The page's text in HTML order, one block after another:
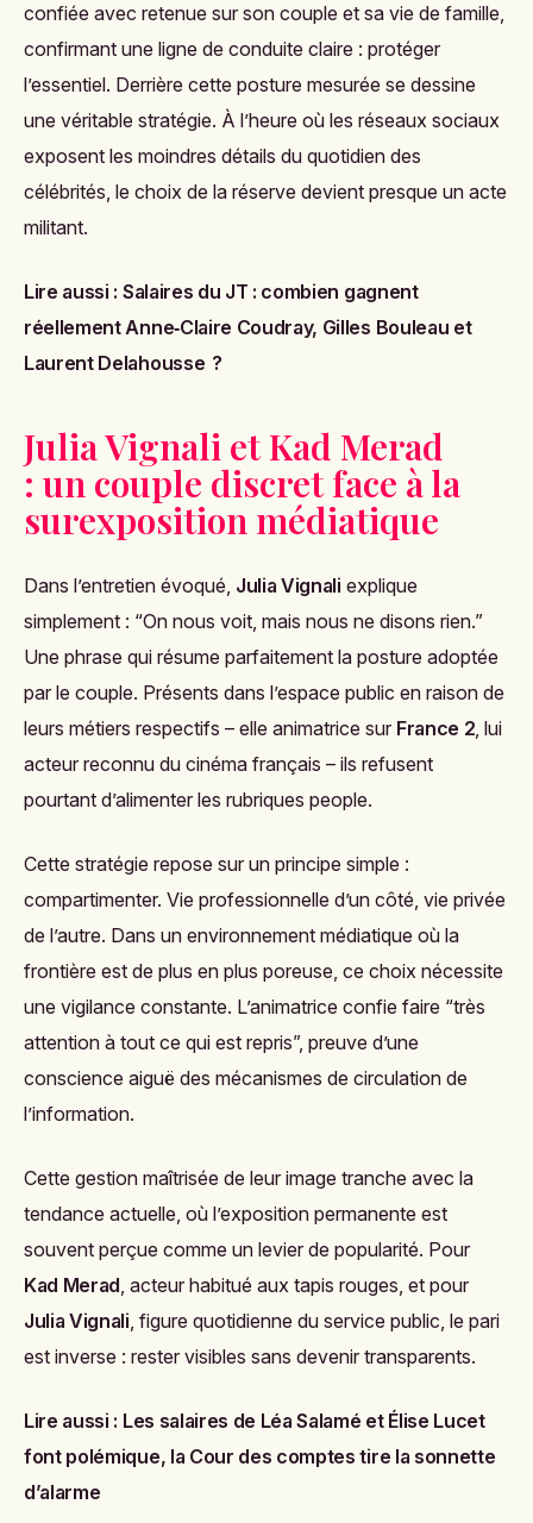
confiée avec retenue sur son couple et sa vie de famille,
confirmant une ligne de conduite claire : protéger
l’essentiel. Derrière cette posture mesurée se dessine
une véritable stratégie. À l’heure où les réseaux sociaux
exposent les moindres détails du quotidien des
célébrités, le choix de la réserve devient presque un acte
militant.
Lire aussi : Salaires du JT : combien gagnent
réellement Anne‑Claire Coudray, Gilles Bouleau et
Laurent Delahousse ?
Julia Vignali et Kad Merad
: un couple discret face à la
surexposition médiatique
Dans l’entretien évoqué, Julia Vignali explique
simplement : “On nous voit, mais nous ne disons rien.”
Une phrase qui résume parfaitement la posture adoptée
par le couple. Présents dans l’espace public en raison de
leurs métiers respectifs – elle animatrice sur France 2, lui
acteur reconnu du cinéma français – ils refusent
pourtant d’alimenter les rubriques people.
Cette stratégie repose sur un principe simple :
compartimenter. Vie professionnelle d’un côté, vie privée
de l’autre. Dans un environnement médiatique où la
frontière est de plus en plus poreuse, ce choix nécessite
une vigilance constante. L’animatrice confie faire “très
attention à tout ce qui est repris”, preuve d’une
conscience aiguë des mécanismes de circulation de
l’information.
Cette gestion maîtrisée de leur image tranche avec la
tendance actuelle, où l’exposition permanente est
souvent perçue comme un levier de popularité. Pour
Kad Merad, acteur habitué aux tapis rouges, et pour
Julia Vignali, figure quotidienne du service public, le pari
est inverse : rester visibles sans devenir transparents.
Lire aussi : Les salaires de Léa Salamé et Élise Lucet
font polémique, la Cour des comptes tire la sonnette
d’alarme